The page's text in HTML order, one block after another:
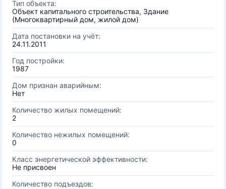
Тип объекта:
Объект капитального строительства, Здание
(Многоквартирный дом, жилой дом)
Дата постановки на учёт:
24.11.2011
Год постройки:
1987
Дом признан аварийным:
Нет
Количество жилых помещений:
2
Количество нежилых помещений:
0
Класс энергетической эффективности:
Не присвоен
Количество подъездов: